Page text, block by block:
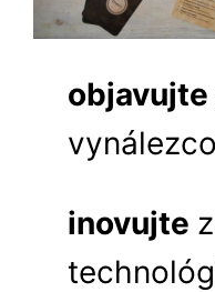
objavujte
inovujte